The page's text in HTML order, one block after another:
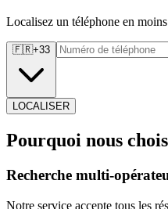
Localisez un téléphone en
🇫🇷+33
LOCALISER
Pourquoi nous
Recherche multi-
Notre service accepte tous les